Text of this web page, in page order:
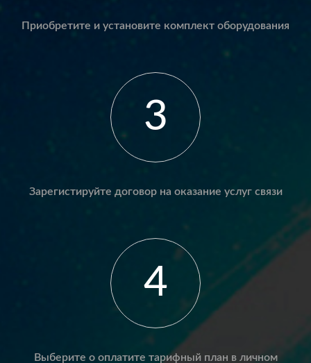
Приобретите и установите комплект оборудования
3
Зарегистируйте договор на оказание услуг связи
4
Выберите о оплатите тарифный план в личном